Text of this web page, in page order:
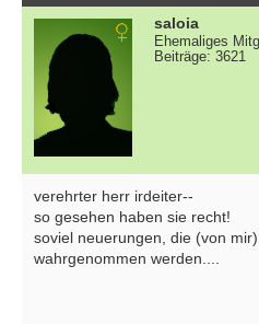
saloia
Ehemaliges
Beiträge: 3621
verehrter herr irdeiter--
so gesehen haben sie recht!
soviel neuerungen, die (von
wahrgenommen werden....